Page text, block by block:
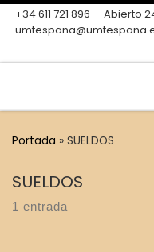
Skip to content
+34 611 721 896
Abierto
Portada » SUELDOS
SUELDOS
1 entrada